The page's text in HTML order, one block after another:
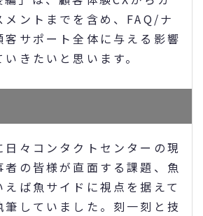
メントまでを含め、FAQ/ナ
客サポート全体に与える影響
きたいと思います。
日々コンタクトセンターの現
の皆様が直面する課題、魚
ば魚サイドに視点を据えて
筆していました。刻一刻と技